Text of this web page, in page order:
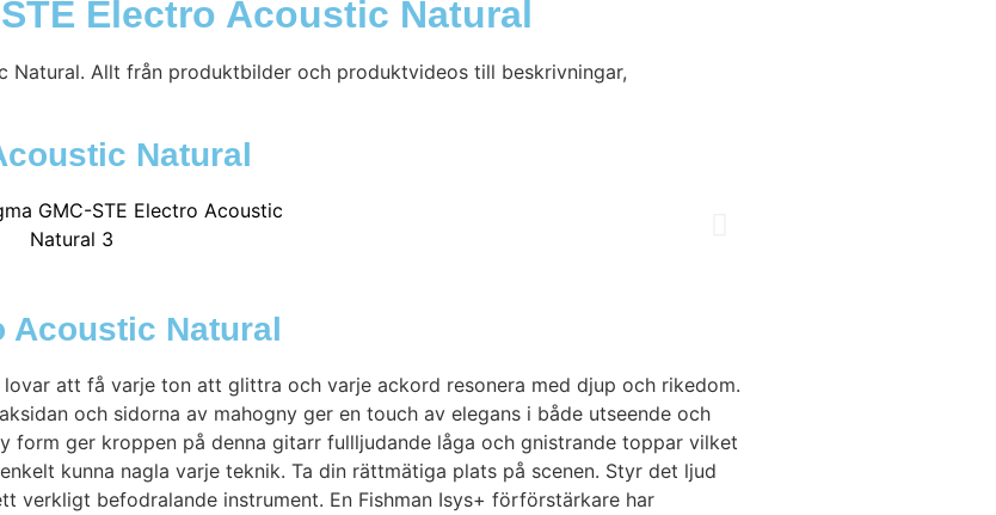
Electro Acoustic Natural
Natural. Allt från produktbilder och produktvideos till beskrivningar,
Natural
Acoustic Natural
att få varje ton att glittra och varje ackord resonera med djup och rikedom.
och sidorna av mahogny ger en touch av elegans i både utseende och
form ger kroppen på denna gitarr fullljudande låga och gnistrande toppar vilket
kunna nagla varje teknik. Ta din rättmätiga plats på scenen. Styr det ljud
verkligt befodralande instrument. En Fishman Isys+ förförstärkare har